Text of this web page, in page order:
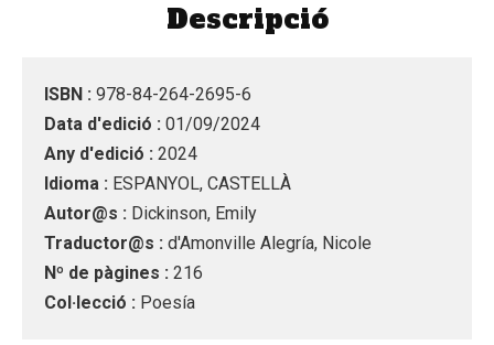
Descripció
ISBN : 978-84-264-2695-6
Data d'edició : 01/09/2024
Any d'edició : 2024
Idioma : ESPANYOL, CASTELLÀ
Autor@s : Dickinson, Emily
Traductor@s : d'Amonville Alegría, Nicole
Nº de pàgines : 216
Col·lecció : Poesía